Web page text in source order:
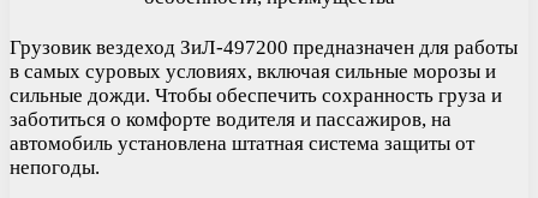
Грузовик вездеход ЗиЛ-497200 предназначен для работы
в самых суровых условиях, включая сильные морозы и
сильные дожди. Чтобы обеспечить сохранность груза и
заботиться о комфорте водителя и пассажиров, на
автомобиль установлена штатная система защиты от
непогоды.